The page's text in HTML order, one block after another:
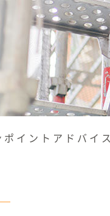
イントアドバイス